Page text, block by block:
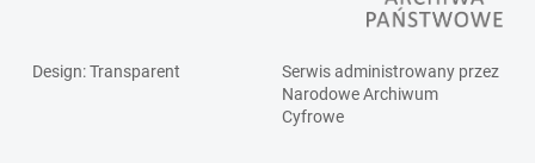
Design: Transparent
Serwis administrowany przez
Narodowe Archiwum
Cyfrowe